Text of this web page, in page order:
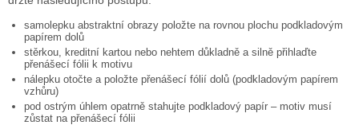
samolepku abstraktní obrazy položte na rovnou plochu podkladovým
papírem dolů
stěrkou, kreditní kartou nebo nehtem důkladně a silně přihlaďte
přenášecí fólii k motivu
nálepku otočte a položte přenášecí fólií dolů (podkladovým papírem
vzhůru)
pod ostrým úhlem opatrně stahujte podkladový papír – motiv musí
zůstat na přenášecí fólii